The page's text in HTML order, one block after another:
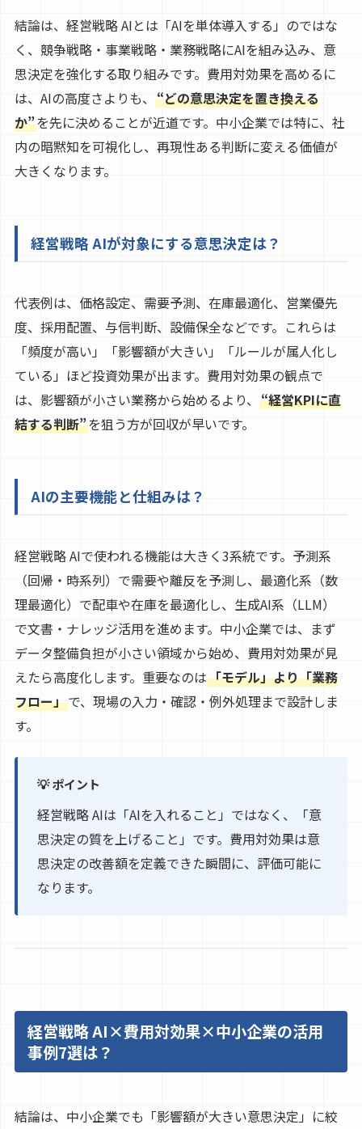
結論は、経営戦略 AIとは「AIを単体導入する」のではな
く、競争戦略・事業戦略・業務戦略にAIを組み込み、意
思決定を強化する取り組みです。費用対効果を高めるに
は、AIの高度さよりも、 “どの意思決定を置き換える
か”を先に決めることが近道です。中小企業では特に、社
内の暗黙知を可視化し、再現性ある判断に変える価値が
大きくなります。
経営戦略 AIが対象にする意思決定は？
代表例は、価格設定、需要予測、在庫最適化、営業優先
度、採用配置、与信判断、設備保全などです。これらは
「頻度が高い」「影響額が大きい」「ルールが属人化し
ている」ほど投資効果が出ます。費用対効果の観点で
は、影響額が小さい業務から始めるより、 “経営KPIに直
結する判断”を狙う方が回収が早いです。
AIの主要機能と仕組みは？
経営戦略 AIで使われる機能は大きく3系統です。予測系
（回帰・時系列）で需要や離反を予測し、最適化系（数
理最適化）で配車や在庫を最適化し、生成AI系（LLM）
で文書・ナレッジ活用を進めます。中小企業では、まず
データ整備負担が小さい領域から始め、費用対効果が見
えたら高度化します。重要なのは「モデル」より「業務
フロー」で、現場の入力・確認・例外処理まで設計しま
す。
💡 ポイント
経営戦略 AIは「AIを入れること」ではなく、「意
思決定の質を上げること」です。費用対効果は意
思決定の改善額を定義できた瞬間に、評価可能に
なります。
経営戦略 AI×費用対効果×中小企業の活用
事例7選は？
結論は、中小企業でも「影響額が大きい意思決定」に絞